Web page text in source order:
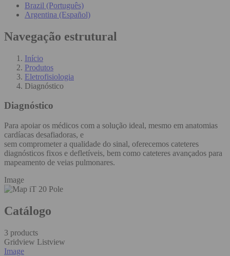
Brazil (Português)
Argentina (Español)
Navegação estrutural
Início
Produtos
Eletrofisiologia
Diagnóstico
Diagnóstico
Para apoiar os médicos com a solução ideal, mesmo em anatomias
cardíacas desafiadoras, e
sem comprometer a qualidade do sinal, oferecemos cateteres
diagnósticos fixos e defletíveis, bem como cateteres avançados para
mapeamento de veias pulmonares.
Image
Catálogo
3 products
Gridview Listview
Image